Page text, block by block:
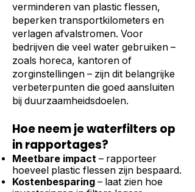
verminderen van plastic flessen,
beperken transportkilometers en
verlagen afvalstromen. Voor
bedrijven die veel water gebruiken –
zoals horeca, kantoren of
zorginstellingen – zijn dit belangrijke
verbeterpunten die goed aansluiten
bij duurzaamheidsdoelen.
Hoe neem je waterfilters op
in rapportages?
Meetbare impact – rapporteer
hoeveel plastic flessen zijn bespaard.
Kostenbesparing – laat zien hoe